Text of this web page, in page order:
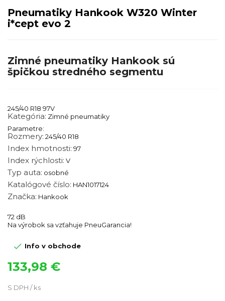
Pneumatiky Hankook W320 Winter
i*cept evo 2
Zimné pneumatiky Hankook sú
špičkou stredného segmentu
245/40 R18 97V
Kategória: Zimné pneumatiky
Parametre:
Rozmery: 245/40 R18
Index hmotnosti: 97
Index rýchlosti: V
Typ auta: osobné
Katalógové číslo: HAN1017124
Značka: Hankook
72 dB
Na výrobok sa vzťahuje PneuGarancia!
 Info v obchode
133,98 €
S DPH / ks